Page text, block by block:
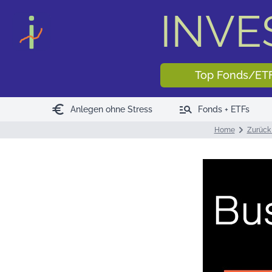
Top Fonds/
euro Anlegen ohne Stress manage_search Fonds + ETFs
Home Zurück